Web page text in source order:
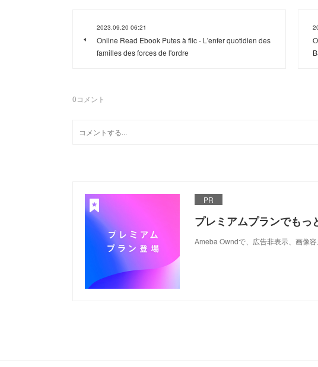
2023.09.20 06:21
Online Read Ebook Putes à flic - L'enfer quotidien des
familles des forces de l'ordre
0コメント
PR
プレミアムプランでもっ
Ameba Owndで、広告非表示、画像